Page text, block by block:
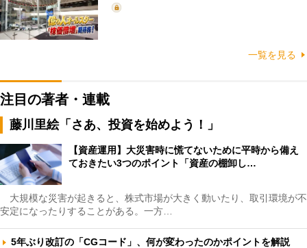
一覧を見る
注目の著者・連載
藤川里絵「さあ、投資を始めよう！」
【資産運用】大災害時に慌てないために平時から備え
ておきたい3つのポイント「資産の棚卸し…
大規模な災害が起きると、株式市場が大きく動いたり、取引環境が不
安定になったりすることがある。一方…
5年ぶり改訂の「CGコード」、何が変わったのかポイントを解説